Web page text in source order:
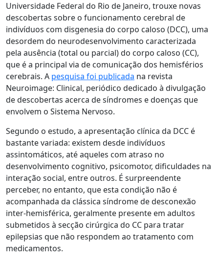
Universidade Federal do Rio de Janeiro, trouxe novas
descobertas sobre o funcionamento cerebral de
indivíduos com disgenesia do corpo caloso (DCC), uma
desordem do neurodesenvolvimento caracterizada
pela ausência (total ou parcial) do corpo caloso (CC),
que é a principal via de comunicação dos hemisférios
cerebrais. A pesquisa foi publicada na revista
Neuroimage: Clinical, periódico dedicado à divulgação
de descobertas acerca de síndromes e doenças que
envolvem o Sistema Nervoso.
Segundo o estudo, a apresentação clínica da DCC é
bastante variada: existem desde indivíduos
assintomáticos, até aqueles com atraso no
desenvolvimento cognitivo, psicomotor, dificuldades na
interação social, entre outros. É surpreendente
perceber, no entanto, que esta condição não é
acompanhada da clássica síndrome de desconexão
inter-hemisférica, geralmente presente em adultos
submetidos à secção cirúrgica do CC para tratar
epilepsias que não respondem ao tratamento com
medicamentos.